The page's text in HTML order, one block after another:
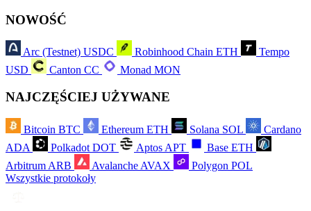
NOWOŚĆ
Arc (Testnet) USDC Robinhood Chain ETH
Tempo
USD
Canton CC Monad MON
NAJCZĘŚCIEJ UŻYWANE
Bitcoin BTC Ethereum ETH Solana SOL
Cardano
ADA
Polkadot DOT Aptos APT Base ETH
Arbitrum ARB Avalanche AVAX Polygon POL
Wszystkie protokoły